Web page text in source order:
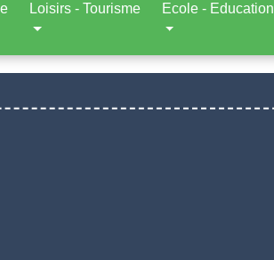
Loisirs - Tourisme Ecole - Education